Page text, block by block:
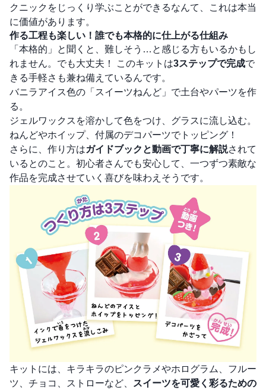
クニックをじっくり学ぶことができるなんて、これは本当
に価値があります。
作る工程も楽しい！誰でも本格的に仕上がる仕組み
「本格的」と聞くと、難しそう…と感じる方もいるかもし
れません。でも大丈夫！ このキットは3ステップで完成で
きる手軽さも兼ね備えているんです。
バニラアイス色の「スイーツねんど」で土台やパーツを作
る。
ジェルワックスを溶かして色をつけ、グラスに流し込む。
ねんどやホイップ、付属のデコパーツでトッピング！
さらに、作り方はガイドブックと動画で丁寧に解説されて
いるとのこと。初心者さんでも安心して、一つずつ素敵な
作品を完成させていく喜びを味わえそうです。
キットには、キラキラのピンクラメやホログラム、フルー
ツ、チョコ、ストローなど、
スイーツを可愛く彩るための